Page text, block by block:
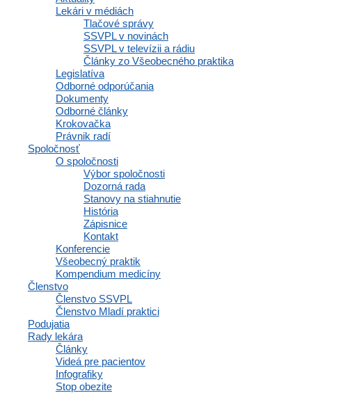
Lekári v médiách
Tlačové správy
SSVPL v novinách
SSVPL v televízii a rádiu
Články zo Všeobecného praktika
Legislatíva
Odborné odporúčania
Dokumenty
Odborné články
Krokovačka
Právnik radí
Spoločnosť
O spoločnosti
Výbor spoločnosti
Dozorná rada
Stanovy na stiahnutie
História
Zápisnice
Kontakt
Konferencie
Všeobecný praktik
Kompendium medicíny
Členstvo
Členstvo SSVPL
Členstvo Mladí praktici
Podujatia
Rady lekára
Články
Videá pre pacientov
Infografiky
Stop obezite